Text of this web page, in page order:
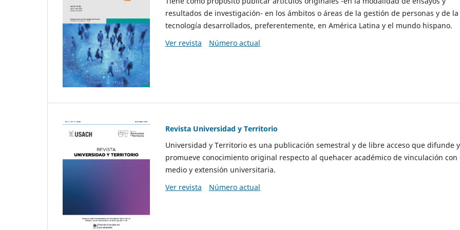
resultados de investigación- en los ámbitos o áreas de la gestión de personas y de la
tecnología desarrollados, preferentemente, en América Latina y el mundo hispano.
Ver revista
Número actual
Revista Universidad y Territorio
Universidad y Territorio es una publicación semestral y de libre acceso que difunde y
promueve conocimiento original respecto al quehacer académico de vinculación con
medio y extensión universitaria.
Ver revista
Número actual